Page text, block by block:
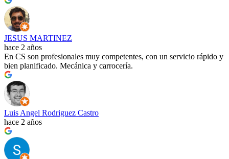
JESUS MARTINEZ
hace 2 años
En CS son profesionales muy competentes, con un servicio rápido y
bien planificado. Mecánica y carrocería.
Luis Angel Rodriguez Castro
hace 2 años